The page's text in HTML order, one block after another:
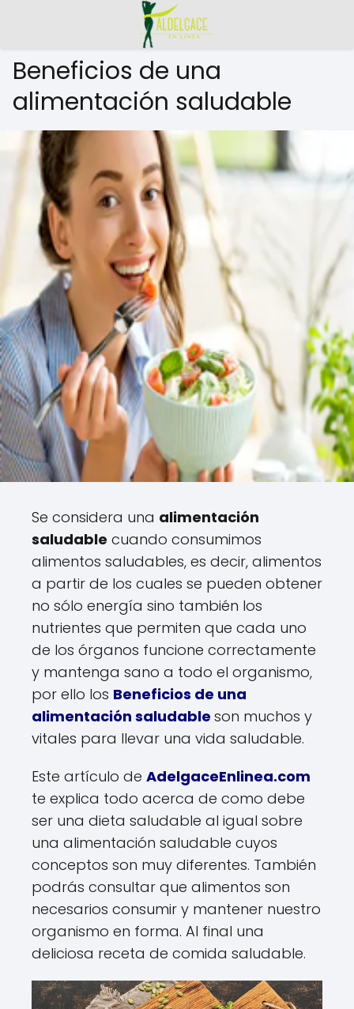
Beneficios de una
alimentación saludable
Se considera una alimentación
saludable cuando consumimos
alimentos saludables, es decir, alimentos
a partir de los cuales se pueden obtener
no sólo energía sino también los
nutrientes que permiten que cada uno
de los órganos funcione correctamente
y mantenga sano a todo el organismo,
por ello los Beneficios de una
alimentación saludable son muchos y
vitales para llevar una vida saludable.
Este artículo de AdelgaceEnlinea.com
te explica todo acerca de como debe
ser una dieta saludable al igual sobre
una alimentación saludable cuyos
conceptos son muy diferentes. También
podrás consultar que alimentos son
necesarios consumir y mantener nuestro
organismo en forma. Al final una
deliciosa receta de comida saludable.